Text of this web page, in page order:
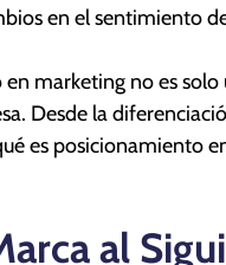
en el sentimiento
marketing no es
Desde la
es posicionamiento
al